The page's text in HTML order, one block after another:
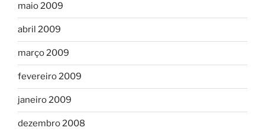
maio 2009
abril 2009
março 2009
fevereiro 2009
janeiro 2009
dezembro 2008